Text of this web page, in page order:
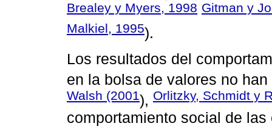
Brealey y Myers, 1998 Gitman y
Malkiel, 1995).
Los resultados del
en la bolsa de valores no
Walsh (2001), Orlitzky, Schmidt y
comportamiento social de